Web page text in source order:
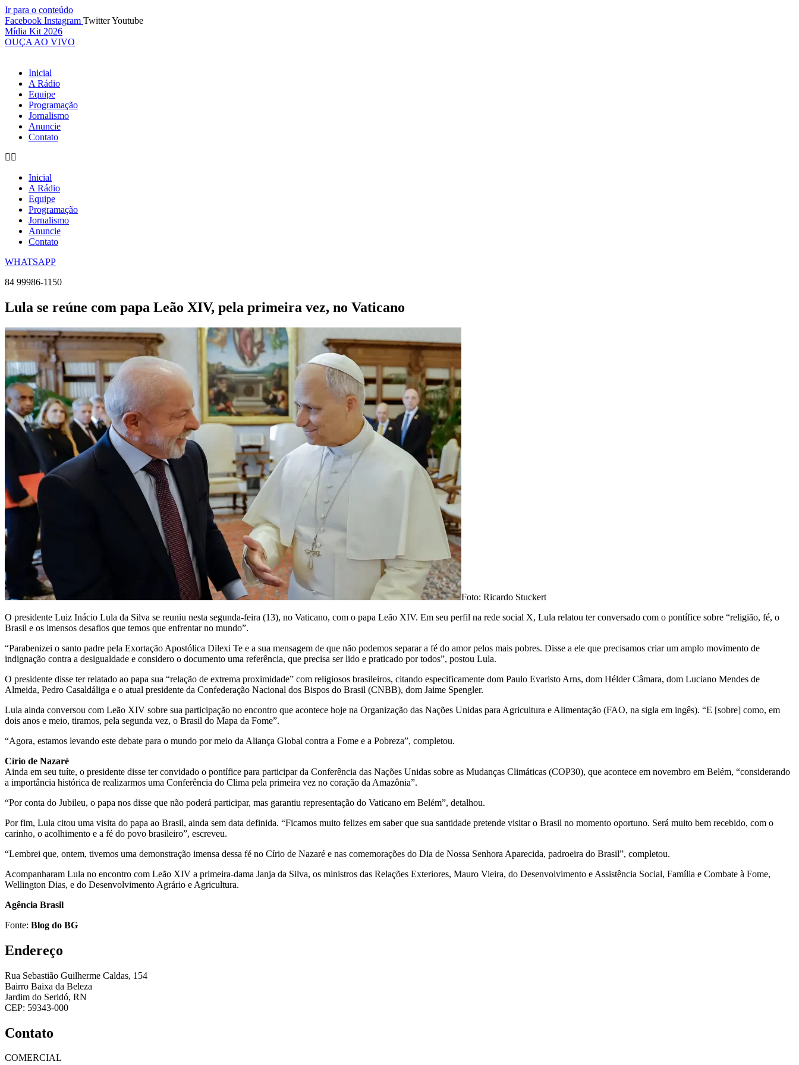
Ir para o conteúdo
Facebook Instagram TwitterYoutube
Mídia Kit 2026
OUÇA AO VIVO
Inicial
A Rádio
Equipe
Programação
Jornalismo
Anuncie
Contato
Inicial
A Rádio
Equipe
Programação
Jornalismo
Anuncie
Contato
WHATSAPP
84 99986-1150
Lula se reúne com papa Leão XIV, pela primeira vez, no Vaticano
Foto: Ricardo Stuckert
O presidente Luiz Inácio Lula da Silva se reuniu nesta segunda-feira (13), no Vaticano, com o papa Leão XIV. Em seu perfil na rede social X, Lula relatou ter conversado com o pontífice sobre “religião, fé, o
Brasil e os imensos desafios que temos que enfrentar no mundo”.
“Parabenizei o santo padre pela Exortação Apostólica Dilexi Te e a sua mensagem de que não podemos separar a fé do amor pelos mais pobres. Disse a ele que precisamos criar um amplo movimento de
indignação contra a desigualdade e considero o documento uma referência, que precisa ser lido e praticado por todos”, postou Lula.
O presidente disse ter relatado ao papa sua “relação de extrema proximidade” com religiosos brasileiros, citando especificamente dom Paulo Evaristo Arns, dom Hélder Câmara, dom Luciano Mendes de
Almeida, Pedro Casaldáliga e o atual presidente da Confederação Nacional dos Bispos do Brasil (CNBB), dom Jaime Spengler.
Lula ainda conversou com Leão XIV sobre sua participação no encontro que acontece hoje na Organização das Nações Unidas para Agricultura e Alimentação (FAO, na sigla em ingês). “E [sobre] como, em
dois anos e meio, tiramos, pela segunda vez, o Brasil do Mapa da Fome”.
“Agora, estamos levando este debate para o mundo por meio da Aliança Global contra a Fome e a Pobreza”, completou.
Círio de Nazaré
Ainda em seu tuíte, o presidente disse ter convidado o pontífice para participar da Conferência das Nações Unidas sobre as Mudanças Climáticas (COP30), que acontece em novembro em Belém, “considerando
a importância histórica de realizarmos uma Conferência do Clima pela primeira vez no coração da Amazônia”.
“Por conta do Jubileu, o papa nos disse que não poderá participar, mas garantiu representação do Vaticano em Belém”, detalhou.
Por fim, Lula citou uma visita do papa ao Brasil, ainda sem data definida. “Ficamos muito felizes em saber que sua santidade pretende visitar o Brasil no momento oportuno. Será muito bem recebido, com o
carinho, o acolhimento e a fé do povo brasileiro”, escreveu.
“Lembrei que, ontem, tivemos uma demonstração imensa dessa fé no Círio de Nazaré e nas comemorações do Dia de Nossa Senhora Aparecida, padroeira do Brasil”, completou.
Acompanharam Lula no encontro com Leão XIV a primeira-dama Janja da Silva, os ministros das Relações Exteriores, Mauro Vieira, do Desenvolvimento e Assistência Social, Família e Combate à Fome,
Wellington Dias, e do Desenvolvimento Agrário e Agricultura.
Agência Brasil
Fonte: Blog do BG
Endereço
Rua Sebastião Guilherme Caldas, 154
Bairro Baixa da Beleza
Jardim do Seridó, RN
CEP: 59343-000
Contato
COMERCIAL